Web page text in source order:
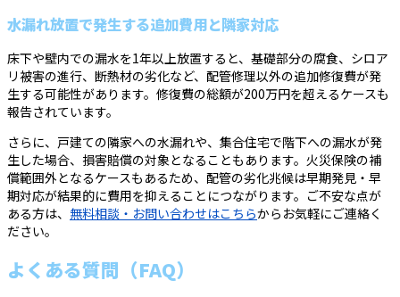
水漏れ放置で発生する追加費用と隣家対応
床下や壁内での漏水を1年以上放置すると、基礎部分の腐食、シロア
リ被害の進行、断熱材の劣化など、配管修理以外の追加修復費が発
生する可能性があります。修復費の総額が200万円を超えるケースも
報告されています。
さらに、戸建ての隣家への水漏れや、集合住宅で階下への漏水が発
生した場合、損害賠償の対象となることもあります。火災保険の補
償範囲外となるケースもあるため、配管の劣化兆候は早期発見・早
期対応が結果的に費用を抑えることにつながります。ご不安な点が
ある方は、 無料相談・お問い合わせはこちらからお気軽にご連絡く
ださい。
よくある質問（FAQ）